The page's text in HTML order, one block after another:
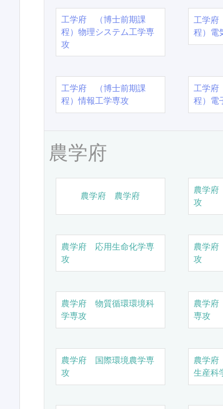
工学府 （博士前期課
程）物理システム工学専
攻
工学
程）電
工学府 （博士前期課
程）情報工学専攻
工学
程）電
農学府
農学府 農学府
農学
攻
農学府 応用生命化学専
攻
農学
攻
農学府 物質循環環境科
学専攻
農学
専攻
農学府 国際環境農学専
攻
農学
生産科